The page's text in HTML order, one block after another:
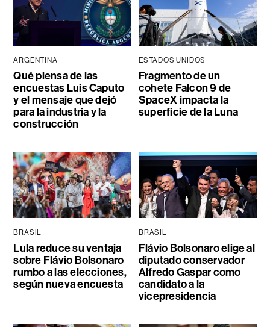
ARGENTINA
Qué piensa de las
encuestas Luis Caputo
y el mensaje que dejó
para la industria y la
construcción
ESTADOS UNIDOS
Fragmento de un
cohete Falcon 9 de
SpaceX impacta la
superficie de la Luna
BRASIL
Lula reduce su ventaja
sobre Flávio Bolsonaro
rumbo a las elecciones,
según nueva encuesta
BRASIL
Flávio Bolsonaro elige al
diputado conservador
Alfredo Gaspar como
candidato a la
vicepresidencia